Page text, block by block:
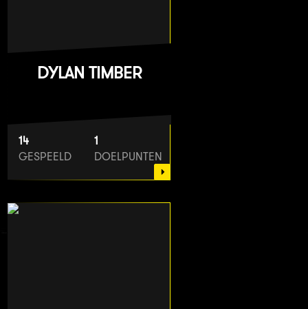
DYLAN TIMBER
14
GESPEELD
1
DOELPUNTEN